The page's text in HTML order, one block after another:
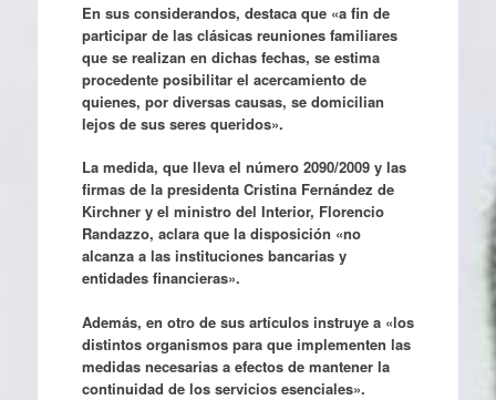
En sus considerandos, destaca que «a fin de
participar de las clásicas reuniones familiares
que se realizan en dichas fechas, se estima
procedente posibilitar el acercamiento de
quienes, por diversas causas, se domicilian
lejos de sus seres queridos».
La medida, que lleva el número 2090/2009 y las
firmas de la presidenta Cristina Fernández de
Kirchner y el ministro del Interior, Florencio
Randazzo, aclara que la disposición «no
alcanza a las instituciones bancarias y
entidades financieras».
Además, en otro de sus artículos instruye a «los
distintos organismos para que implementen las
medidas necesarias a efectos de mantener la
continuidad de los servicios esenciales».